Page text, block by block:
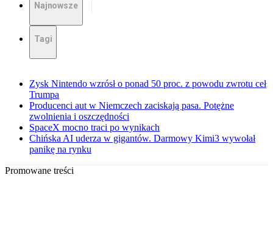
Najnowsze
Tagi
Zysk Nintendo wzrósł o ponad 50 proc. z powodu zwrotu ceł
Trumpa
Producenci aut w Niemczech zaciskają pasa. Potężne
zwolnienia i oszczędności
SpaceX mocno traci po wynikach
Chińska AI uderza w gigantów. Darmowy Kimi3 wywołał
panikę na rynku
Promowane treści